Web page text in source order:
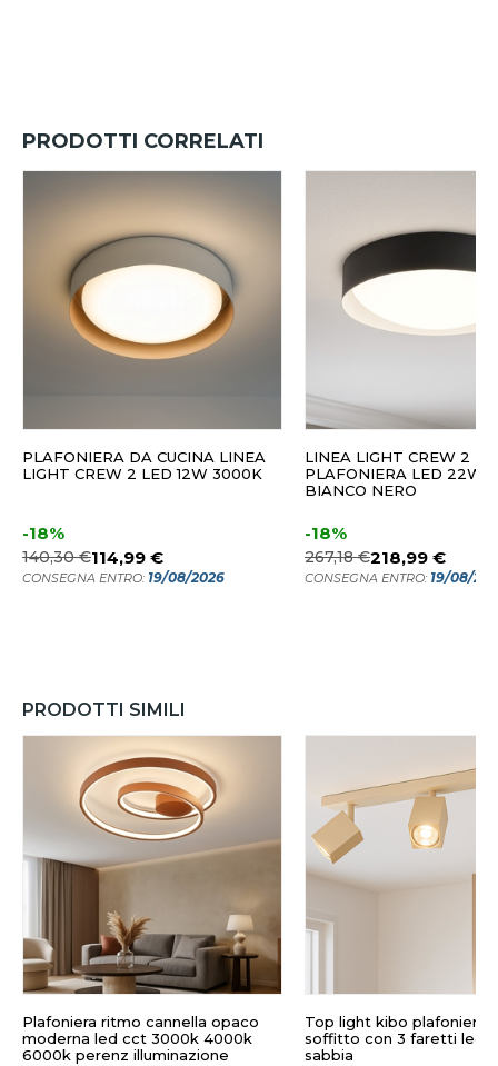
PRODOTTI CORRELATI
PLAFONIERA DA CUCINA LINEA
LIGHT CREW 2 LED 12W 3000K
-18%
140,30 €114,99 €
CONSEGNA ENTRO: 19/08/2026
LINEA LIGHT CREW 2
PLAFONIERA LED 22W
BIANCO NERO
-18%
267,18 €218,99 €
CONSEGNA ENTRO: 19/08/
PRODOTTI SIMILI
Plafoniera ritmo cannella opaco
moderna led cct 3000k 4000k
6000k perenz illuminazione
Top light kibo plafoniera
soffitto con 3 faretti led
sabbia